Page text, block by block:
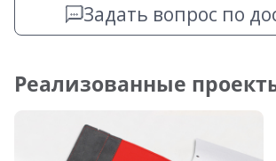
Задать вопрос по
Реализованные